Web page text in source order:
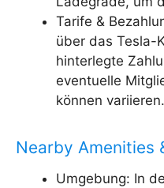
Tarife &
über das Tesla-
hinterlegte
eventuelle
können variieren.
Nearby Amenities
Umgebung: In